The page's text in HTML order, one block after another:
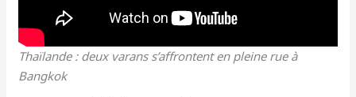
Thaïlande : deux varans s’affrontent en pleine rue à
Bangkok